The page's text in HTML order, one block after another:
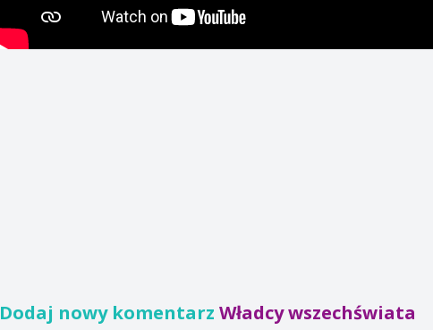
Dodaj nowy komentarzWładcy wszechświata